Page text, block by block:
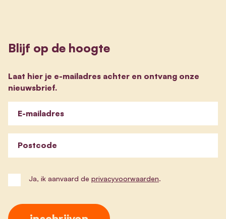
Blijf op de hoogte
Laat hier je e-mailadres achter en ontvang onze
nieuwsbrief.
E-mailadres
Postcode
Ja, ik aanvaard de privacyvoorwaarden.